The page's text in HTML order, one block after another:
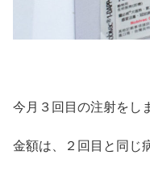
今月３回目の注射をし
金額は、２回目と同じ